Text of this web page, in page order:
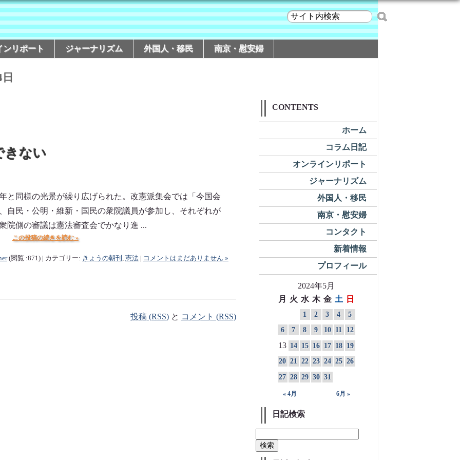
ンリポート ジャーナリズム 外国人・移民 南京・慰安婦
きない
と同様の光景が繰り広げられた。改憲派集会では「今国会
自民・公明・維新・国民の衆院議員が参加し、それぞれが
院側の審議は憲法審査会でかなり進 ...
この投稿の続きを読む »
(閲覧 :871) | カテゴリー: きょうの朝刊 , 憲法| コメントはまだありません »
投稿 (RSS)と コメント (RSS)
CONTENTS
ホーム
コラム日記
オンラインリポート
ジャーナリズム
外国人・移民
南京・慰安婦
コンタクト
新着情報
プロフィール
2024年5月
月 火 水 木 金 土 日
« 4月 6月 »
1 2 3 4
5
6
7 8 9 10 11 12
13 14 15 16 17 18
19
20 21 22 23 24 25 26
27 28 29 30 31
日記検索